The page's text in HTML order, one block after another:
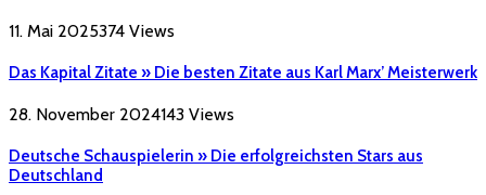
11. Mai 2025374 Views
Das Kapital Zitate » Die besten Zitate aus Karl Marx’ Meisterwerk
28. November 2024143 Views
Deutsche Schauspielerin » Die erfolgreichsten Stars aus
Deutschland